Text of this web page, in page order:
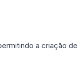
a criação de